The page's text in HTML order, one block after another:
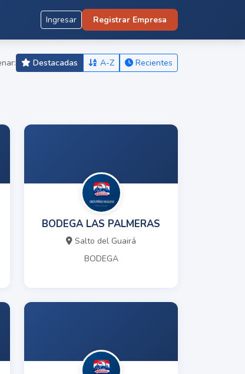
Ingresar Registrar Empresa
Destacadas A-Z Recientes
BODEGA LAS PALMERAS
Salto del Guairá
BODEGA